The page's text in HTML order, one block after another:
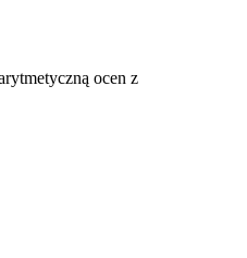
ocen z